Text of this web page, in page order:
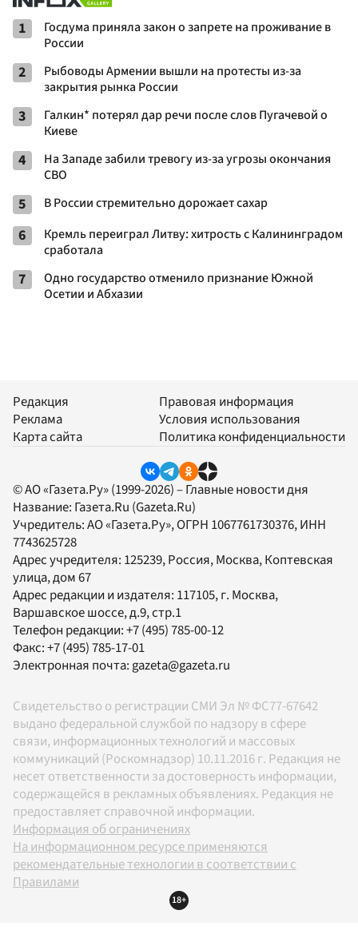
1
Госдума приняла закон о запрете на проживание в
России
2
Рыбоводы Армении вышли на протесты из-за
закрытия рынка России
3
Галкин* потерял дар речи после слов Пугачевой о
Киеве
4
На Западе забили тревогу из-за угрозы окончания
СВО
5 В России стремительно дорожает сахар
6
Кремль переиграл Литву: хитрость с Калининградом
сработала
7
Одно государство отменило признание Южной
Осетии и Абхазии
Редакция
Реклама
Карта сайта
Правовая информация
Условия использования
Политика конфиденциальности
© АО «Газета.Ру» (1999-2026) – Главные новости дня
Название: Газета.Ru (Gazeta.Ru)
Учредитель:АО «Газета.Ру», ОГРН 1067761730376, ИНН
7743625728
Адрес учредителя: 125239, Россия, Москва, Коптевская
улица, дом 67
Адрес редакции и издателя: 117105, г. Москва,
Варшавское шоссе, д.9, стр.1
Телефон редакции:+7 (495) 785-00-12
Факс:+7 (495) 785-17-01
Электронная почта:gazeta@gazeta.ru
Свидетельство о регистрации СМИ Эл № ФС77-67642
выдано федеральной службой по надзору в сфере
связи, информационных технологий и массовых
коммуникаций (Роскомнадзор) 10.11.2016 г. Редакция не
несет ответственности за достоверность информации,
содержащейся в рекламных объявлениях. Редакция не
предоставляет справочной информации.
Информация об ограничениях
На информационном ресурсе применяются
рекомендательные технологии в соответствии с
Правилами
18+